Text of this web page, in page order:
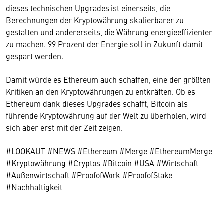
dieses technischen Upgrades ist einerseits, die
Berechnungen der Kryptowährung skalierbarer zu
gestalten und andererseits, die Währung energieeffizienter
zu machen. 99 Prozent der Energie soll in Zukunft damit
gespart werden.
Damit würde es Ethereum auch schaffen, eine der größten
Kritiken an den Kryptowährungen zu entkräften. Ob es
Ethereum dank dieses Upgrades schafft, Bitcoin als
führende Kryptowährung auf der Welt zu überholen, wird
sich aber erst mit der Zeit zeigen.
#LOOKAUT #NEWS #Ethereum #Merge #EthereumMerge
#Kryptowährung #Cryptos #Bitcoin #USA #Wirtschaft
#Außenwirtschaft #ProofofWork #ProofofStake
#Nachhaltigkeit